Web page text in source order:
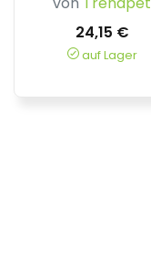
24,15 €
auf Lager